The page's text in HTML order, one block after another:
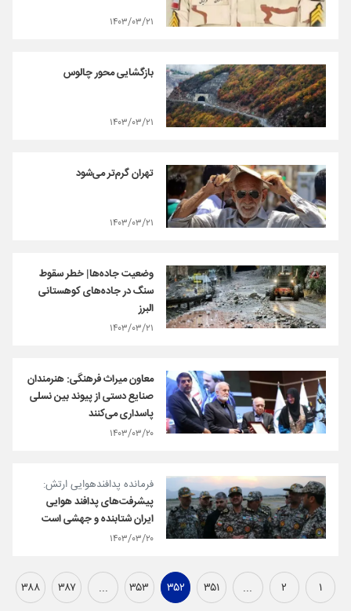
۱۴۰۳/۰۳/۲۱
بازگشایی محور چالوس
۱۴۰۳/۰۳/۲۱
تهران گرم‌تر می‌شود
۱۴۰۳/۰۳/۲۱
وضعیت جاده‌ها| خطر سقوط
سنگ در جاده‌های کوهستانی
البرز
۱۴۰۳/۰۳/۲۱
معاون میراث فرهنگی: هنرمندان
صنایع دستی از پیوند بین نسلی
پاسداری می‌کنند
۱۴۰۳/۰۳/۲۰
فرمانده پدافندهوایی ارتش:
پیشرفت‌های پدافند هوایی
ایران شتابنده و جهشی است
۱۴۰۳/۰۳/۲۰
۱ ۲ ... ۳۵۱ ۳۵۲ ۳۵۳ ... ۳۸۷ ۳۸۸